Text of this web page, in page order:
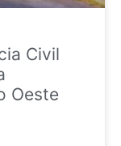
Civil
Oeste